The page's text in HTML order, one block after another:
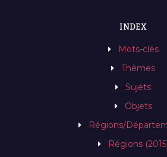
INDEX
Mots-clés
Thèmes
Sujets
Objets
Régions/
Régions